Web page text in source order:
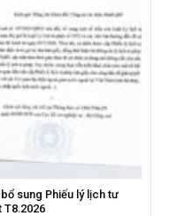
sung Phiếu lý lịch tư
T8.2026